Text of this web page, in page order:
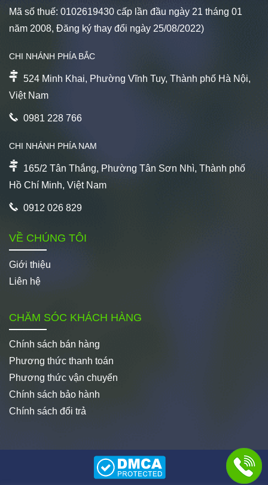
Mã số thuế: 0102619430 cấp lần đầu ngày 21 tháng 01
năm 2008, Đăng ký thay đổi ngày 25/08/2022)
CHI NHÁNH PHÍA BẮC
524 Minh Khai, Phường Vĩnh Tuy, Thành phố Hà Nội,
Việt Nam
0981 228 766
CHI NHÁNH PHÍA NAM
165/2 Tân Thắng, Phường Tân Sơn Nhì, Thành phố
Hồ Chí Minh, Việt Nam
0912 026 829
VỀ CHÚNG TÔI
Giới thiệu
Liên hệ
CHĂM SÓC KHÁCH HÀNG
Chính sách bán hàng
Phương thức thanh toán
Phương thức vận chuyển
Chính sách bảo hành
Chính sách đổi trả